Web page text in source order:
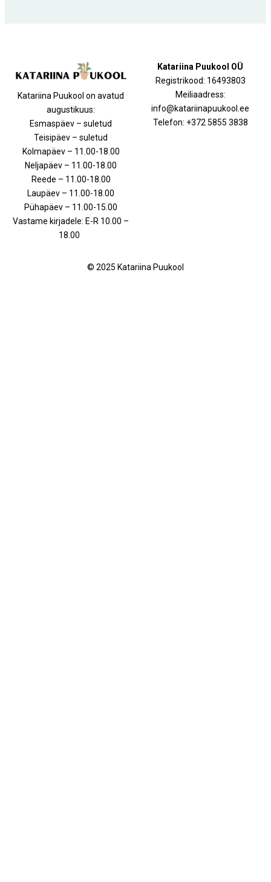
Katariina Puukool on avatud
augustikuus:
Esmaspäev – suletud
Teisipäev – suletud
Kolmapäev – 11.00-18.00
Neljapäev – 11.00-18.00
Reede – 11.00-18.00
Laupäev – 11.00-18.00
Pühapäev – 11.00-15.00
Vastame kirjadele: E-R 10.00 –
18.00
Katariina Puukool OÜ
Registrikood: 16493803
Meiliaadress:
info@katariinapuukool.ee
Telefon: +372 5855 3838
© 2025 Katariina Puukool